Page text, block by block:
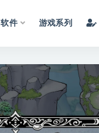
软件 游戏系列